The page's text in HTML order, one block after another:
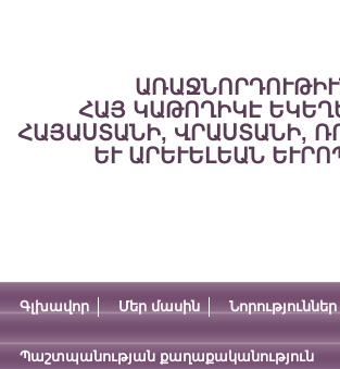
ՀԱՅ ԿԱԹՈՂԻԿԷ
ՀԱՅԱՍՏԱՆԻ, ՎՐԱՍՏԱՆԻ,
ԵՒ ԱՐԵՒԵԼԵԱՆ
Գլխավոր Մեր մասին Նորություններ
Պաշտպանության քաղաքականություն